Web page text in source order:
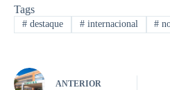
Tags
#destaque #internacional #
ANTERIOR